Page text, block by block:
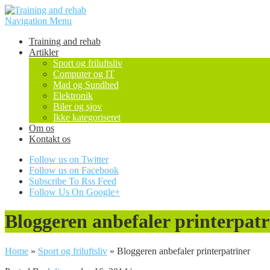
Navigation Menu
Training and rehab
Artikler
Sport og friluftsliv
Computer og IT
Mad og Sundhed
Elektronik
Biler og sjov
Ikke kategoriseret
Om os
Kontakt os
Follow us on Twitter
Follow us on Facebook
Subscribe To Rss Feed
Follow Us On Google+
Bloggeren anbefaler
Home » Sport og friluftsliv » Bloggeren anbefaler printerpatriner